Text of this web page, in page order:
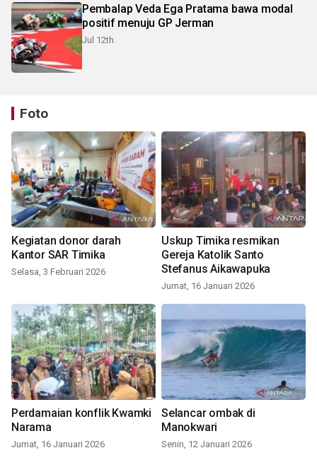
Pembalap Veda Ega Pratama bawa modal
positif menuju GP Jerman
Jul 12th
Foto
Kegiatan donor darah
Kantor SAR Timika
Selasa, 3 Februari 2026
Uskup Timika resmikan
Gereja Katolik Santo
Stefanus Aikawapuka
Jumat, 16 Januari 2026
Perdamaian konflik Kwamki
Narama
Jumat, 16 Januari 2026
Selancar ombak di
Manokwari
Senin, 12 Januari 2026